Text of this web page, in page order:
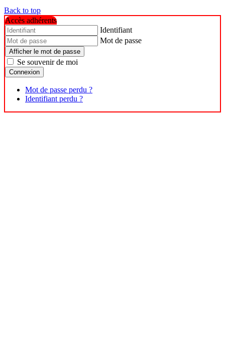
Back to top
Accès adhérents
Identifiant
Mot de passe
Afficher le mot de passe
Se souvenir de moi
Connexion
Mot de passe perdu ?
Identifiant perdu ?